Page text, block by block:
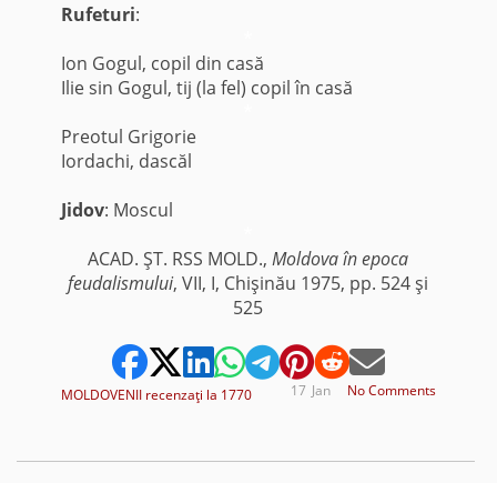
Rufeturi:
Ion Gogul, copil din casă
Ilie sin Gogul, tij (la fel) copil în casă
Preotul Grigorie
Iordachi, dascăl
Jidov: Moscul
ACAD. ŞT. RSS MOLD.,Moldova în epoca
feudalismului, VII, I, Chişinău 1975, pp. 524 şi
525
MOLDOVENII recenzaţi la 1770 No Comments
Jan
17